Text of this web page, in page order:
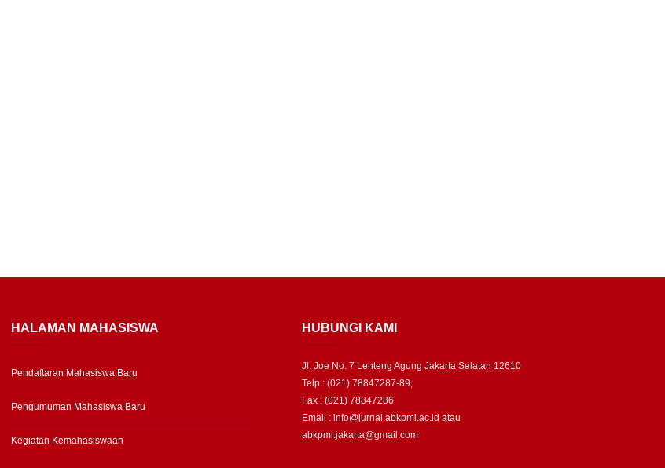
HALAMAN MAHASISWA
Pendaftaran Mahasiswa Baru
Pengumuman Mahasiswa Baru
Kegiatan Kemahasiswaan
HUBUNGI KAMI
Jl. Joe No. 7 Lenteng Agung Jakarta Selatan 12610
Telp : (021) 78847287-89,
Fax : (021) 78847286
Email : info@jurnal.abkpmi.ac.id atau
abkpmi.jakarta@gmail.com